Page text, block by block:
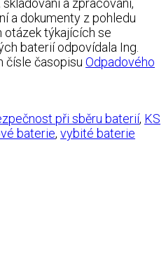
a zpracování,
a dokumenty z pohledu
otázek týkajících se
baterií odpovídala Ing.
čísle časopisu Odpadového
při sběru baterií, KS
baterie, vybité baterie